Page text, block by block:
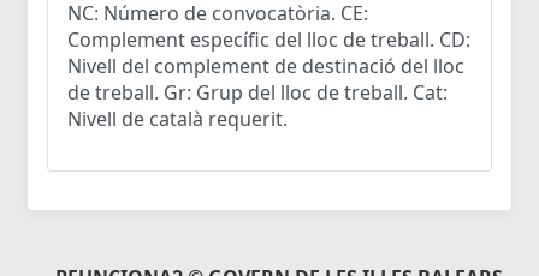
NC: Número de convocatòria. CE:
Complement específic del lloc de treball. CD:
Nivell del complement de destinació del lloc
de treball. Gr: Grup del lloc de treball. Cat:
Nivell de català requerit.